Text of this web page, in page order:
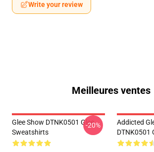
Write your review
Meilleures ventes
Glee Show DTNK0501 Glee
Sweatshirts
-20%
Addicted
DTNK0501